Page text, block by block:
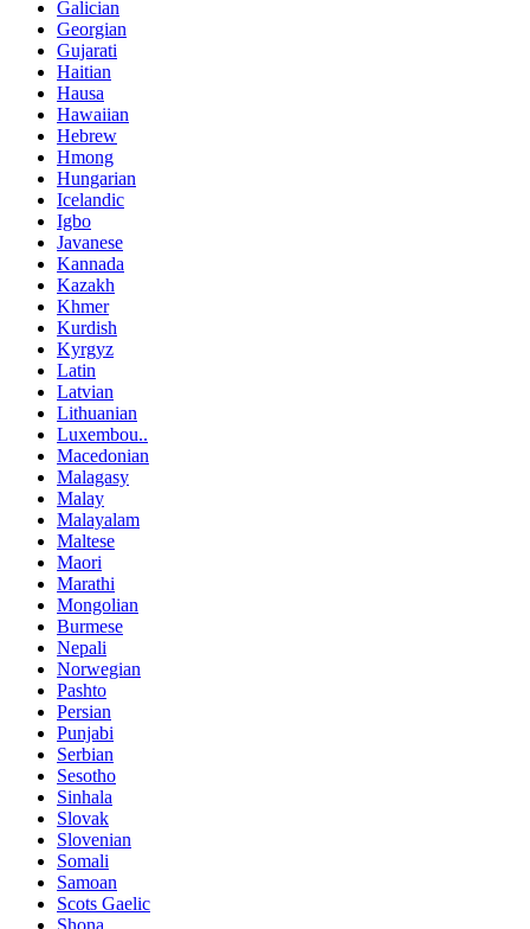
Galician
Georgian
Gujarati
Haitian
Hausa
Hawaiian
Hebrew
Hmong
Hungarian
Icelandic
Igbo
Javanese
Kannada
Kazakh
Khmer
Kurdish
Kyrgyz
Latin
Latvian
Lithuanian
Luxembou..
Macedonian
Malagasy
Malay
Malayalam
Maltese
Maori
Marathi
Mongolian
Burmese
Nepali
Norwegian
Pashto
Persian
Punjabi
Serbian
Sesotho
Sinhala
Slovak
Slovenian
Somali
Samoan
Scots Gaelic